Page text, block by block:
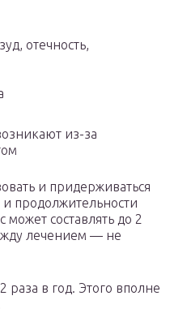
отечность,
из-за
и придерживаться
продолжительности
составлять до 2
лечением — не
раза в год. Этого вполне